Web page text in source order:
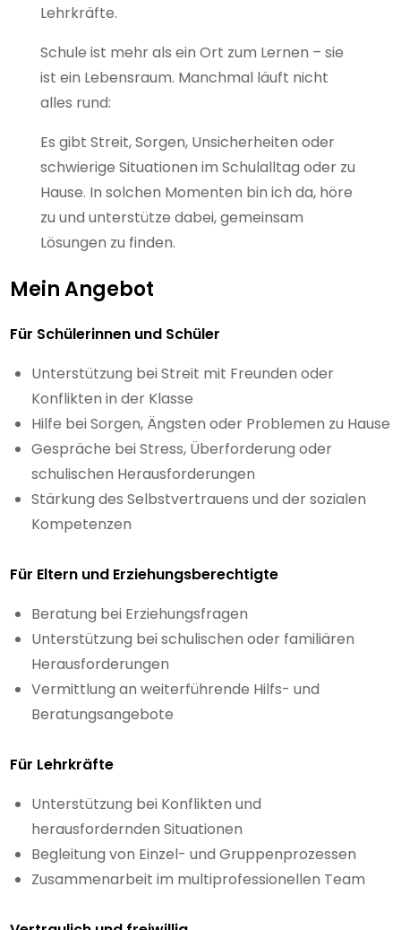
Lehrkräfte.
Schule ist mehr als ein Ort zum Lernen – sie
ist ein Lebensraum. Manchmal läuft nicht
alles rund:
Es gibt Streit, Sorgen, Unsicherheiten oder
schwierige Situationen im Schulalltag oder zu
Hause. In solchen Momenten bin ich da, höre
zu und unterstütze dabei, gemeinsam
Lösungen zu finden.
Mein Angebot
Für Schülerinnen und Schüler
Unterstützung bei Streit mit Freunden oder
Konflikten in der Klasse
Hilfe bei Sorgen, Ängsten oder Problemen zu Hause
Gespräche bei Stress, Überforderung oder
schulischen Herausforderungen
Stärkung des Selbstvertrauens und der sozialen
Kompetenzen
Für Eltern und Erziehungsberechtigte
Beratung bei Erziehungsfragen
Unterstützung bei schulischen oder familiären
Herausforderungen
Vermittlung an weiterführende Hilfs- und
Beratungsangebote
Für Lehrkräfte
Unterstützung bei Konflikten und
herausfordernden Situationen
Begleitung von Einzel- und Gruppenprozessen
Zusammenarbeit im multiprofessionellen Team